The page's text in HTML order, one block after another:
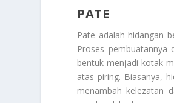
PATE
Pate adalah hidangan
Proses
bentuk menjadi kotak
atas piring. Biasanya,
menambah kelezatan